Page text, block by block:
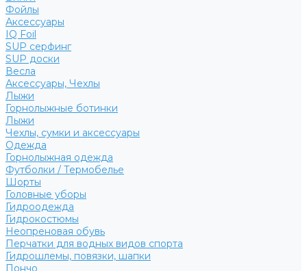
Фойлы
Аксессуары
IQ Foil
SUP серфинг
SUP доски
Весла
Аксессуары, Чехлы
Лыжи
Горнолыжные ботинки
Лыжи
Чехлы, сумки и аксессуары
Одежда
Горнолыжная одежда
Футболки / Термобелье
Шорты
Головные уборы
Гидроодежда
Гидрокостюмы
Неопреновая обувь
Перчатки для водных видов спорта
Гидрошлемы, повязки, шапки
Пончо